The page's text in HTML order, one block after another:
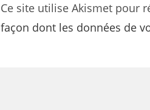
Ce site utilise Akismet pour
façon dont les données de